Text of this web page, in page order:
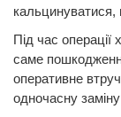
кальцинуватися,
Під час
саме
оперативне
одночасну